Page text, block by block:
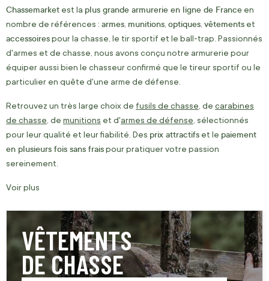
Chassemarket est la plus grande armurerie en ligne de France en
nombre de références : armes munitions optiques vêtements et
accessoirespour la chasse, le tir sportif et le ball-trap. Passionnés
d'armes et de chasse, nous avons conçu notre armurerie pour
équiper aussi bien le chasseur confirmé que le tireur sportif ou le
particulier en quête d'une arme de défense.
Retrouvez un très large choix de fusils de chasse , de carabines
de chasse , de munitions et d'armes de défense , sélectionnés
pour leur qualité et leur fiabilité. Des prix attractifs et le paiement
en plusieurs fois sans fraispour pratiquer votre passion
sereinement.
Voir plus
VÊTEMENTS
DE CHASSE